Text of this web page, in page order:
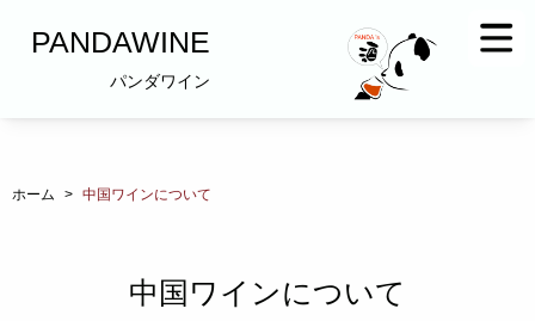
PANDAWINE
パンダワイン
ホーム > 中国ワインについて
中国ワインについて